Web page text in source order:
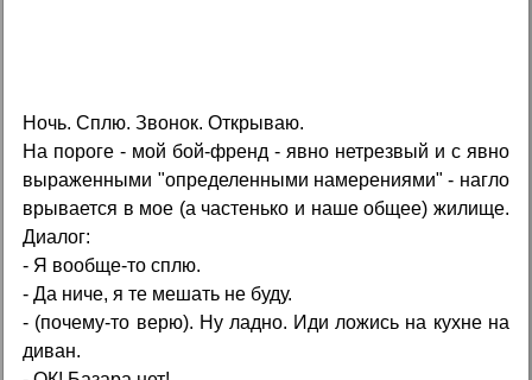
Ночь. Сплю. Звонок. Открываю.
На пороге - мой бой-френд - явно нетрезвый и с явно
выраженными "определенными намерениями" - нагло
врывается в мое (а частенько и наше общее) жилище.
Диалог:
- Я вообще-то сплю.
- Да ниче, я те мешать не буду.
- (почему-то верю). Ну ладно. Иди ложись на кухне на
диван.